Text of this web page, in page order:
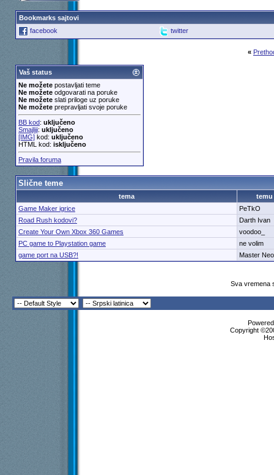
Bookmarks sajtovi
facebook
twitter
«
Vaš status
Ne možetepostavljati teme
Ne možeteodgovarati na poruke
Ne možeteslati priloge uz poruke
Ne možeteprepravljati svoje poruke
BB kod: uključeno
Smajliji: uključeno
[IMG]kod: uključeno
HTML kod: isključeno
Pravila foruma
Slične teme
tema
temu
Game Maker igrice
PeTkO
Road Rush kodovi?
Darth Ivan
Create Your Own Xbox 360 Games
voodoo_
PC game to Playstation game
ne volim
game port na USB?!
Master Neo
Sva vremena
Copyright